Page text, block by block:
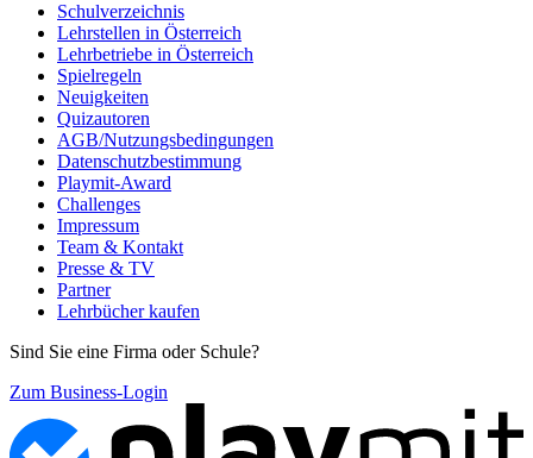
Schulverzeichnis
Lehrstellen in Österreich
Lehrbetriebe in Österreich
Spielregeln
Neuigkeiten
Quizautoren
AGB/Nutzungsbedingungen
Datenschutzbestimmung
Playmit-Award
Challenges
Impressum
Team & Kontakt
Presse & TV
Partner
Lehrbücher kaufen
Sind Sie eine Firma oder Schule?
Zum Business-Login